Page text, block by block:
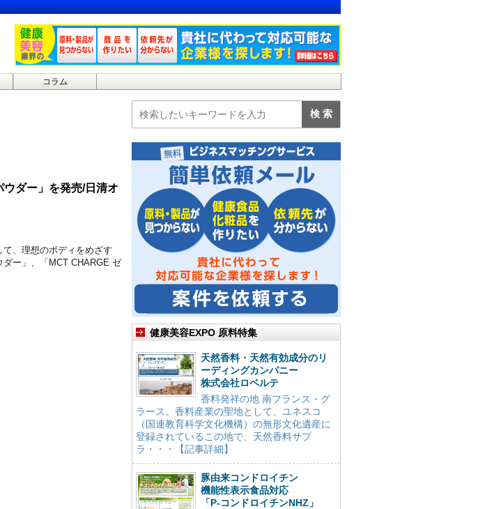
コラム
ダー」を発売/日清オ
、理想のボディをめざす
ー」、「MCT CHARGE ゼ
健康美容EXPO 原料特集
天然香料・天然有効成分のリ
ーディングカンパニー
株式会社ロベルテ
香料発祥の地 南フランス・グ
ラース。香料産業の聖地として、ユネスコ
（国連教育科学文化機構）の無形文化遺産に
登録されているこの地で、天然香料サプ
ラ・・・【記事詳細】
豚由来コンドロイチン
機能性表示食品対応
「P-コンドロイチンNHZ」